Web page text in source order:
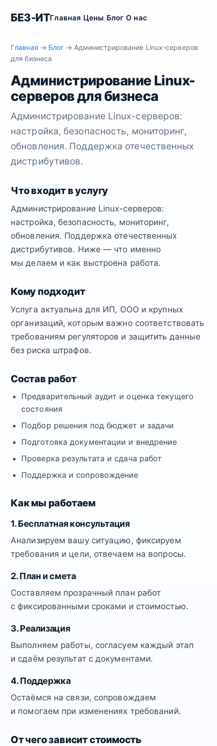
БЕЗ-ИТГлавная Цены Блог О нас
Главная → Блог → Администрирование Linux-серверов
для бизнеса
Администрирование Linux-
серверов для бизнеса
Администрирование Linux-серверов:
настройка, безопасность, мониторинг,
обновления. Поддержка отечественных
дистрибутивов.
Что входит в услугу
Администрирование Linux-серверов:
настройка, безопасность, мониторинг,
обновления. Поддержка отечественных
дистрибутивов. Ниже — что именно
мы делаем и как выстроена работа.
Кому подходит
Услуга актуальна для ИП, ООО и крупных
организаций, которым важно соответствовать
требованиям регуляторов и защитить данные
без риска штрафов.
Состав работ
Предварительный аудит и оценка текущего
состояния
Подбор решения под бюджет и задачи
Подготовка документации и внедрение
Проверка результата и сдача работ
Поддержка и сопровождение
Как мы работаем
1. Бесплатная консультация
Анализируем вашу ситуацию, фиксируем
требования и цели, отвечаем на вопросы.
2. План и смета
Составляем прозрачный план работ
с фиксированными сроками и стоимостью.
3. Реализация
Выполняем работы, согласуем каждый этап
и сдаём результат с документами.
4. Поддержка
Остаёмся на связи, сопровождаем
и помогаем при изменениях требований.
От чего зависит стоимость